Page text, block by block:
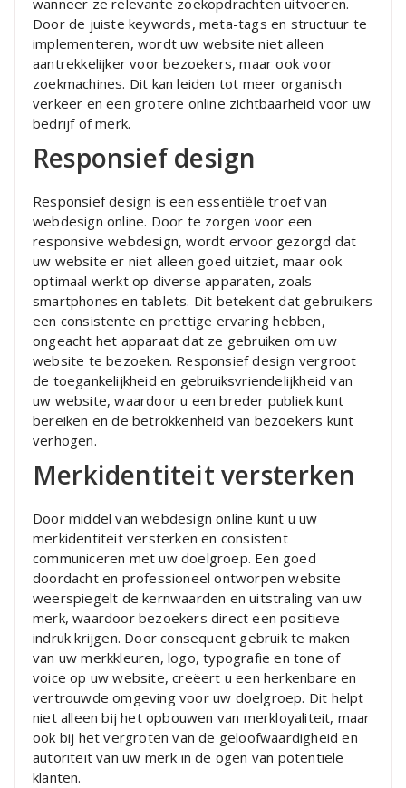
wanneer ze relevante zoekopdrachten uitvoeren.
Door de juiste keywords, meta-tags en structuur te
implementeren, wordt uw website niet alleen
aantrekkelijker voor bezoekers, maar ook voor
zoekmachines. Dit kan leiden tot meer organisch
verkeer en een grotere online zichtbaarheid voor uw
bedrijf of merk.
Responsief design
Responsief design is een essentiële troef van
webdesign online. Door te zorgen voor een
responsive webdesign, wordt ervoor gezorgd dat
uw website er niet alleen goed uitziet, maar ook
optimaal werkt op diverse apparaten, zoals
smartphones en tablets. Dit betekent dat gebruikers
een consistente en prettige ervaring hebben,
ongeacht het apparaat dat ze gebruiken om uw
website te bezoeken. Responsief design vergroot
de toegankelijkheid en gebruiksvriendelijkheid van
uw website, waardoor u een breder publiek kunt
bereiken en de betrokkenheid van bezoekers kunt
verhogen.
Merkidentiteit versterken
Door middel van webdesign online kunt u uw
merkidentiteit versterken en consistent
communiceren met uw doelgroep. Een goed
doordacht en professioneel ontworpen website
weerspiegelt de kernwaarden en uitstraling van uw
merk, waardoor bezoekers direct een positieve
indruk krijgen. Door consequent gebruik te maken
van uw merkkleuren, logo, typografie en tone of
voice op uw website, creëert u een herkenbare en
vertrouwde omgeving voor uw doelgroep. Dit helpt
niet alleen bij het opbouwen van merkloyaliteit, maar
ook bij het vergroten van de geloofwaardigheid en
autoriteit van uw merk in de ogen van potentiële
klanten.